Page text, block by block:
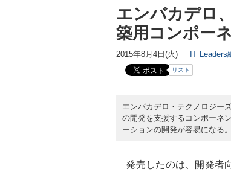
エンバカデロ
築用コンポー
2015年8月4日(火) IT Leaders
リスト
エンバカデロ・テクノロジー
の開発を支援するコンポーネ
ーションの開発が容易になる。
発売したのは、開発者